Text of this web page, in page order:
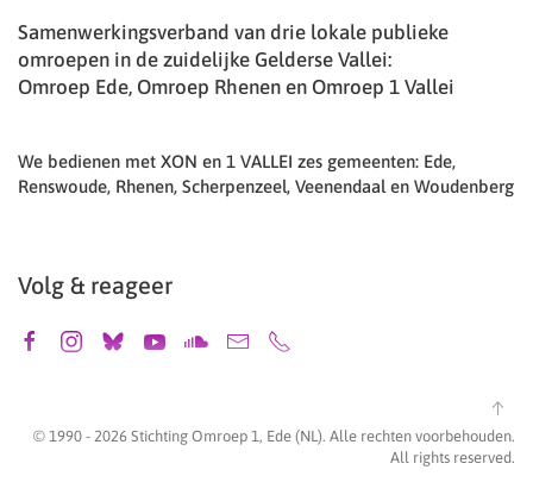
Samenwerkingsverband van drie lokale publieke
omroepen in de zuidelijke Gelderse Vallei:
Omroep Ede, Omroep Rhenen en Omroep 1 Vallei
We bedienen met XON en 1 VALLEI zes gemeenten: Ede,
Renswoude, Rhenen, Scherpenzeel, Veenendaal en Woudenberg
Volg & reageer
© 1990 - 2026 Stichting Omroep 1, Ede (NL). Alle rechten voorbehouden.
All rights reserved.